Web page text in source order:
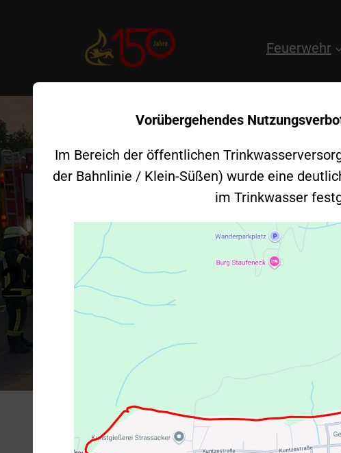
Feuerwehr
24.04.2015 –
Freitag, 24. April 2015
Vorübergehendes
Im Bereich der öffentlichen
der Bahnlinie / Klein-Süßen) wurde eine
im Trinkwasser